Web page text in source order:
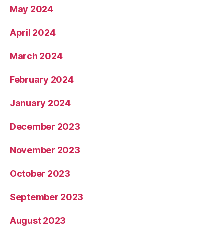
May 2024
April 2024
March 2024
February 2024
January 2024
December 2023
November 2023
October 2023
September 2023
August 2023